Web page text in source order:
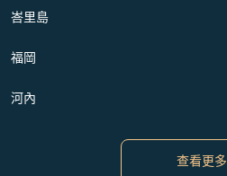
峇里島
福岡
河內
查看更多